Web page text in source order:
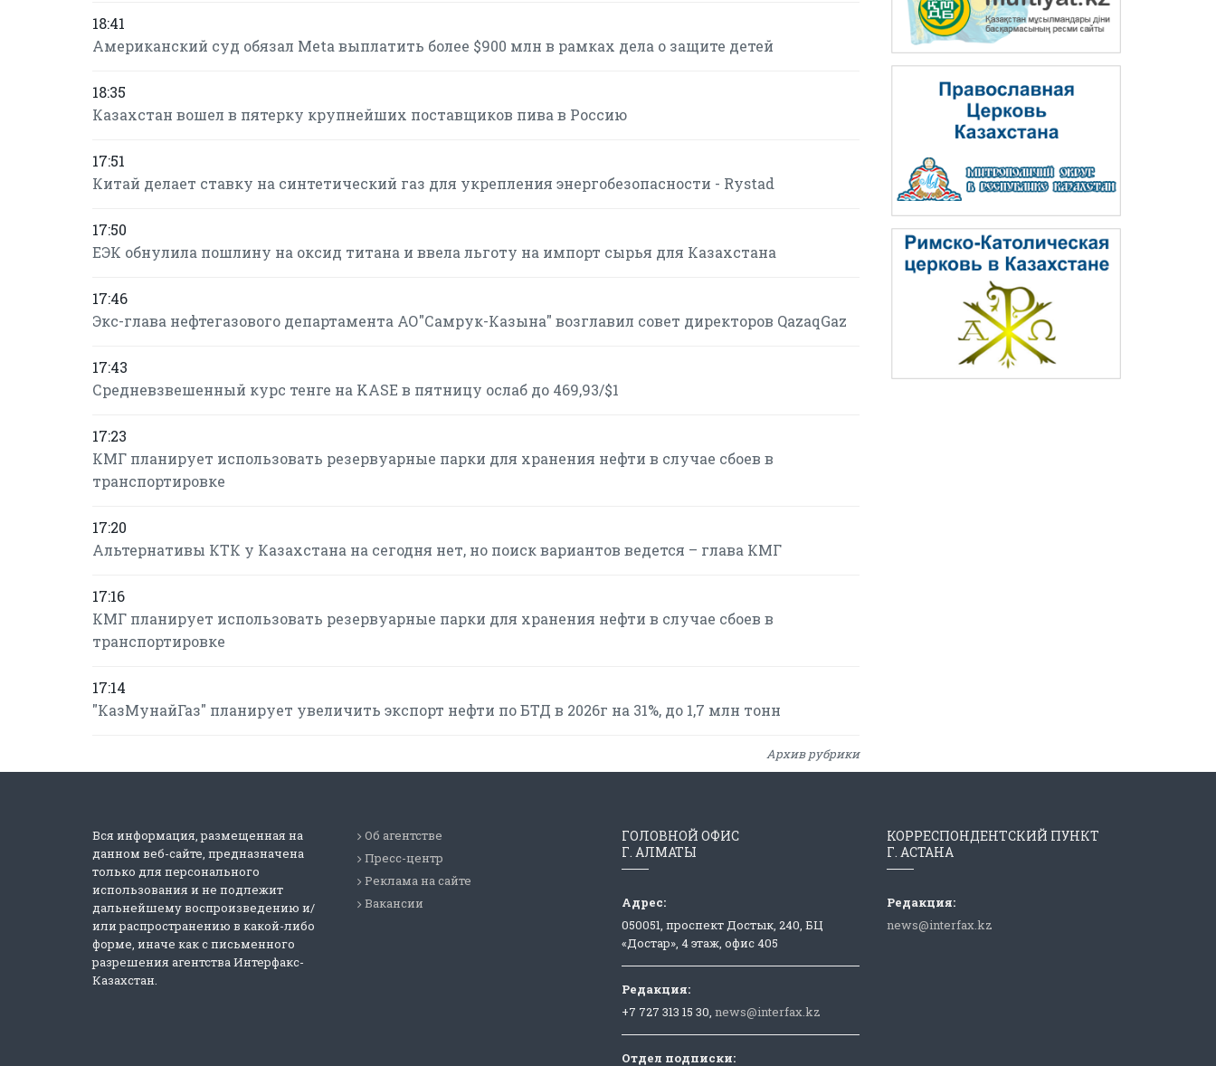
18:41
Американский суд обязал Meta выплатить более $900 млн в рамках дела о защите детей
18:35
Казахстан вошел в пятерку крупнейших поставщиков пива в Россию
17:51
Китай делает ставку на синтетический газ для укрепления энергобезопасности - Rystad
17:50
ЕЭК обнулила пошлину на оксид титана и ввела льготу на импорт сырья для Казахстана
17:46
Экс-глава нефтегазового департамента АО"Самрук-Казына" возглавил совет директоров QazaqGaz
17:43
Средневзвешенный курс тенге на KASE в пятницу ослаб до 469,93/$1
17:23
КМГ планирует использовать резервуарные парки для хранения нефти в случае сбоев в
транспортировке
17:20
Альтернативы КТК у Казахстана на сегодня нет, но поиск вариантов ведется – глава КМГ
17:16
КМГ планирует использовать резервуарные парки для хранения нефти в случае сбоев в
транспортировке
17:14
"КазМунайГаз" планирует увеличить экспорт нефти по БТД в 2026г на 31%, до 1,7 млн тонн
Архив рубрики
Вся информация, размещенная на
данном веб-сайте, предназначена
только для персонального
использования и не подлежит
дальнейшему воспроизведению и/
или распространению в какой-либо
форме, иначе как с письменного
разрешения агентства Интерфакс-
Казахстан.
Об агентстве
Пресс-центр
Реклама на сайте
Вакансии
ГОЛОВНОЙ ОФИС
Г. АЛМАТЫ
Адрес:
050051, проспект Достык, 240, БЦ
«Достар», 4 этаж, офис 405
Редакция:
+7 727 313 15 30, news@interfax.kz
Отдел подписки:
КОРРЕСПОНДЕНТСКИЙ ПУНКТ
Г. АСТАНА
Редакция:
news@interfax.kz